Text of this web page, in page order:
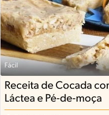
Fácil
Receita de Cocada
Láctea e Pé-de-moça